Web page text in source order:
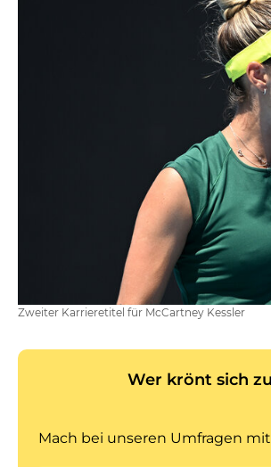
Zweiter Karrieretitel für McCartney Kessler